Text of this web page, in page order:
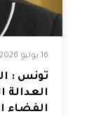
16 يوليو 2026
تونس :
العدالة
الفضاء